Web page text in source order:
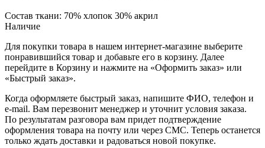
Состав ткани: 70% хлопок 30% акрил
Наличие
Для покупки товара в нашем интернет-магазине выберите
понравившийся товар и добавьте его в корзину. Далее
перейдите в Корзину и нажмите на «Оформить заказ» или
«Быстрый заказ».
Когда оформляете быстрый заказ, напишите ФИО, телефон и
e-mail. Вам перезвонит менеджер и уточнит условия заказа.
По результатам разговора вам придет подтверждение
оформления товара на почту или через СМС. Теперь останется
только ждать доставки и радоваться новой покупке.